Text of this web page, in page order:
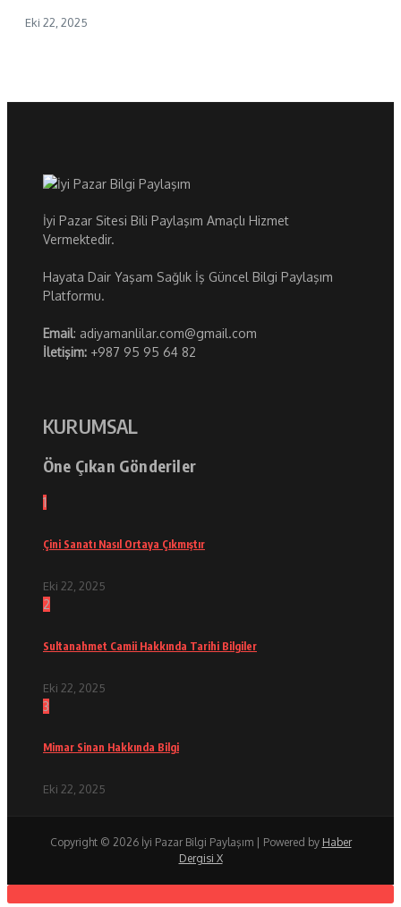
Eki 22, 2025
İyi Pazar Sitesi Bili Paylaşım Amaçlı Hizmet
Vermektedir.
Hayata Dair Yaşam Sağlık İş Güncel Bilgi Paylaşım
Platformu.
Email: adiyamanlilar.com@gmail.com
İletişim: +987 95 95 64 82
KURUMSAL
Öne Çıkan Gönderiler
1
Çini Sanatı Nasıl Ortaya Çıkmıştır
Eki 22, 2025
2
Sultanahmet Camii Hakkında Tarihi Bilgiler
Eki 22, 2025
3
Mimar Sinan Hakkında Bilgi
Eki 22, 2025
Copyright © 2026 İyi Pazar Bilgi Paylaşım | Powered by Haber
Dergisi X